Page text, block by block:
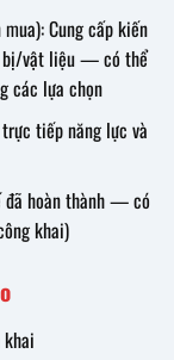
Cung cấp kiến
bị/vật liệu — có thể
các lựa chọn
tiếp năng lực và
đã hoàn thành — có
khai)